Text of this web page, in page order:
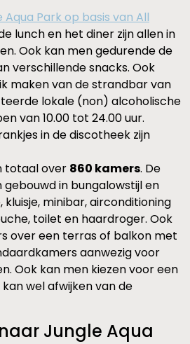
Aqua Park op basis van All
lunch en het diner zijn allen in
Ook kan men gedurende de
verschillende snacks. Ook
maken van de strandbar van
lokale (non) alcoholische
van 10.00 tot 24.00 uur.
in de discotheek zijn
totaal over 860 kamers. De
in bungalowstijl en
kluisje, minibar, airconditioning
toilet en haardroger. Ook
over een terras of balkon met
aanwezig voor
Ook kan men kiezen voor een
wel afwijken van de
Jungle Aqua